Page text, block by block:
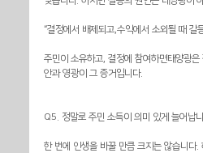
“결정에서 배제되고,수익에서 소외될 때 갈
주민이 소유하고, 결정에 참여하면태양광
안과 영광이 그 증거입니다.
Q5. 정말로 주민 소득이 의미 있게 늘어납
한 번에 인생을 바꿀 만큼 크지는 않습니다.